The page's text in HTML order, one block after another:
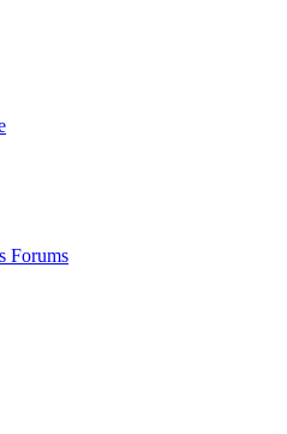
Forums